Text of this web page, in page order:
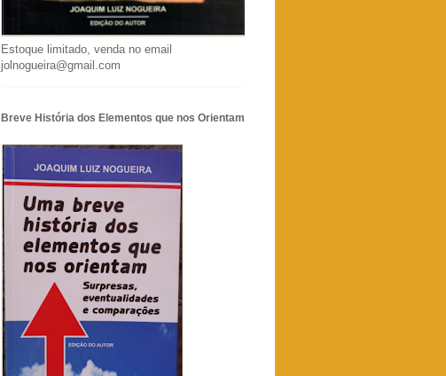
Estoque limitado, venda no email
jolnogueira@gmail.com
Breve História dos Elementos que nos Orientam